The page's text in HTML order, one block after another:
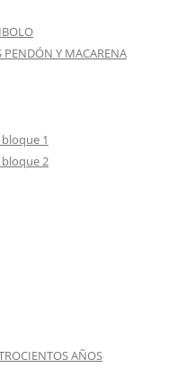
Y MACARENA
bloque 1
bloque 2
AÑOS